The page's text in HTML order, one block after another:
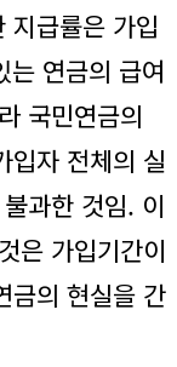
지급률은 가입
는 연금의 급여
국민연금의
입자 전체의 실
과한 것임. 이
은 가입기간이
금의 현실을 간